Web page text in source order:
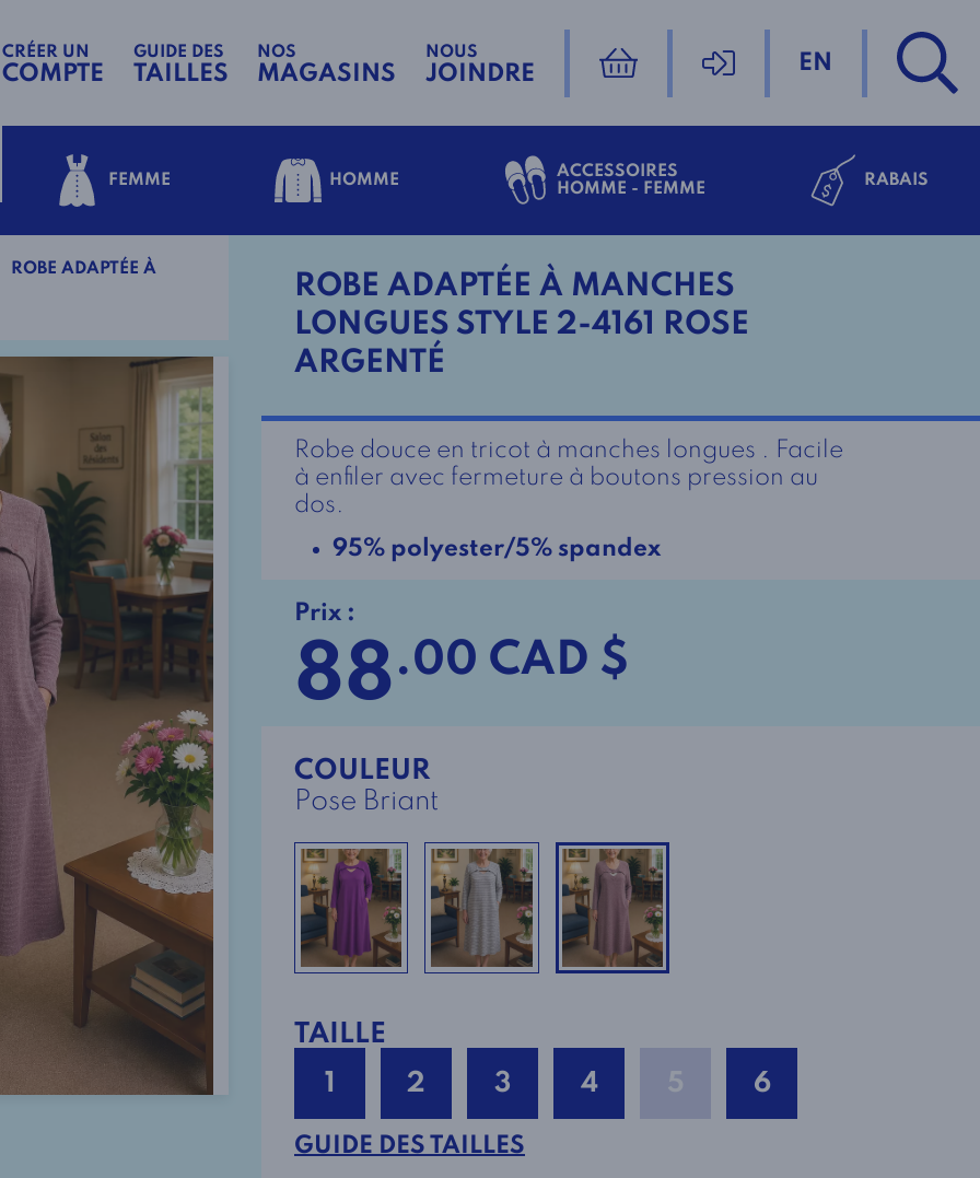
CRÉER UN
COMPTE
GUIDE DES
TAILLES
NOS
MAGASINS
NOUS
JOINDRE EN
FEMME HOMME
ACCESSOIRES
HOMME - FEMME
RABAIS
ROBE ADAPTÉE À
ROBE ADAPTÉE À MANCHES
LONGUES STYLE 2-4161 ROSE
ARGENTÉ
Robe douce en tricot à manches longues . Facile
à enfiler avec fermeture à boutons pression au
dos.
95% polyester/5% spandex
Prix :
88.00 CAD $
COULEUR
Pose Briant
TAILLE
1
2 3 4 5 6
GUIDE DES TAILLES